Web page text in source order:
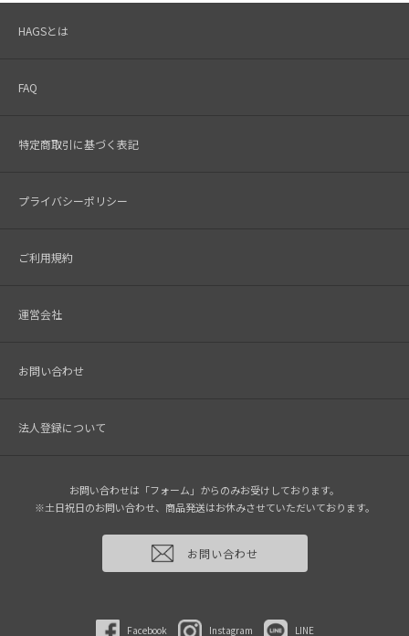
HAGSとは
FAQ
特定商取引に基づく表記
プライバシーポリシー
ご利用規約
運営会社
お問い合わせ
法人登録について
お問い合わせは「フォーム」からのみお受けしております。
※土日祝日のお問い合わせ、商品発送はお休みさせていただいております。
お問い合わせ
Facebook Instagram LINE